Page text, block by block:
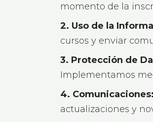
momento de la
2. Uso de la
cursos y enviar
3. Protección de
Implementamos
4. Comunicaciones:
actualizaciones y